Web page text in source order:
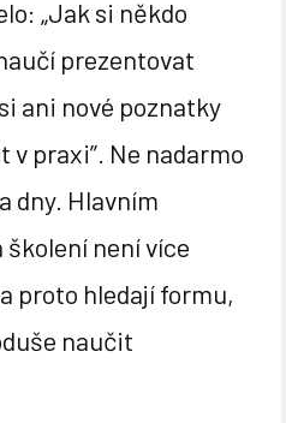
„Jak si někdo
prezentovat
ani nové poznatky
praxi”. Ne nadarmo
dny. Hlavním
školení není více
proto hledají formu,
naučit